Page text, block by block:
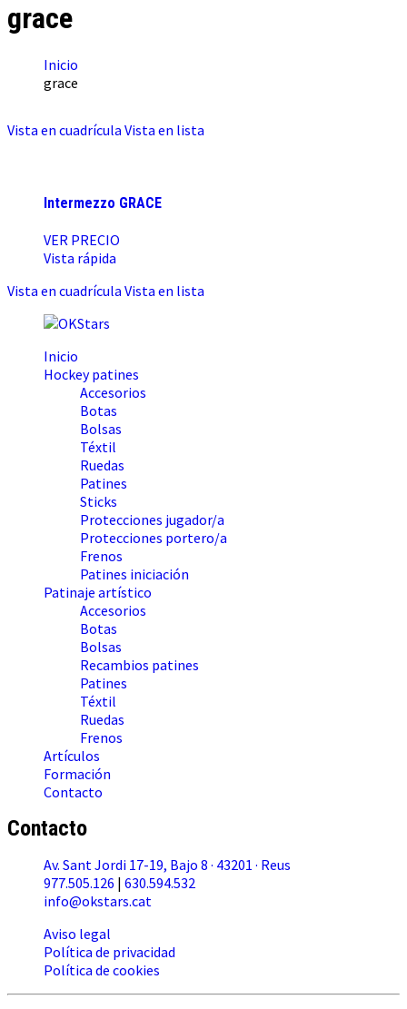
grace
Inicio
grace
Vista en cuadrícula Vista en lista
Intermezzo GRACE
VER PRECIO
Vista rápida
Vista en cuadrícula Vista en lista
Inicio
Hockey patines
Accesorios
Botas
Bolsas
Téxtil
Ruedas
Patines
Sticks
Protecciones jugador/a
Protecciones portero/a
Frenos
Patines iniciación
Patinaje artístico
Accesorios
Botas
Bolsas
Recambios patines
Patines
Téxtil
Ruedas
Frenos
Artículos
Formación
Contacto
Contacto
Av. Sant Jordi 17-19, Bajo 8 · 43201 · Reus
977.505.126 | 630.594.532
info@okstars.cat
Aviso legal
Política de privacidad
Política de cookies